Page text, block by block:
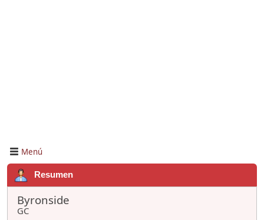
Menú
Resumen
Byronside
GC